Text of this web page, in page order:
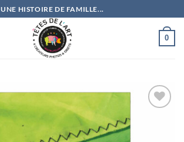
UNE HISTOIRE DE FAMILLE...
0